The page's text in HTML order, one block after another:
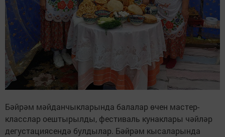
Бәйрәм мәйданчыкларында балалар өчен мастер-
класслар оештырылды, фестиваль кунаклары чәйләр
дегустациясендә булдылар. Бәйрәм кысаларында